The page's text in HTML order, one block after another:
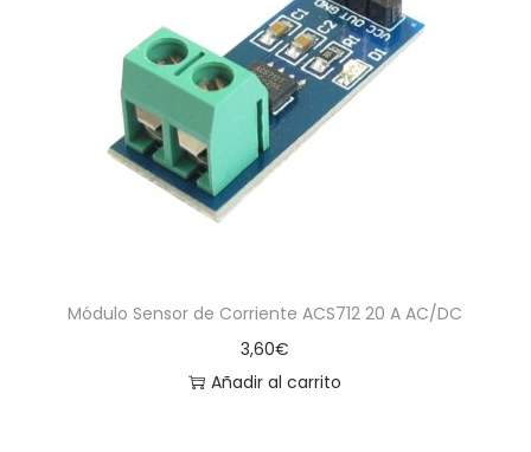
Módulo Sensor de Corriente ACS712 20 A AC/DC
3,60€
Añadir al carrito